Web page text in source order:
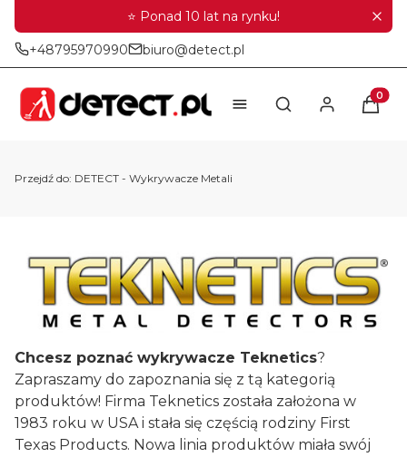
⭐ Ponad 10 lat na rynku!
+48795970990 biuro@detect.pl
Otwórz
Przejdź do: DETECT - Wykrywacze Metali
Chcesz poznać wykrywacze Teknetics?
Zapraszamy do zapoznania się z tą kategorią
produktów! Firma Teknetics została założona w
1983 roku w USA i stała się częścią rodziny First
Texas Products. Nowa linia produktów miała swój